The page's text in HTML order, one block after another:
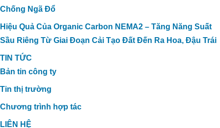
Chống Ngã Đổ
Hiệu Quả Của Organic Carbon NEMA2 – Tăng Năng Suất
Sầu Riêng Từ Giai Đoạn Cải Tạo Đất Đến Ra Hoa, Đậu Trái
TIN TỨC
Bản tin công ty
Tin thị trường
Chương trình hợp tác
LIÊN HỆ